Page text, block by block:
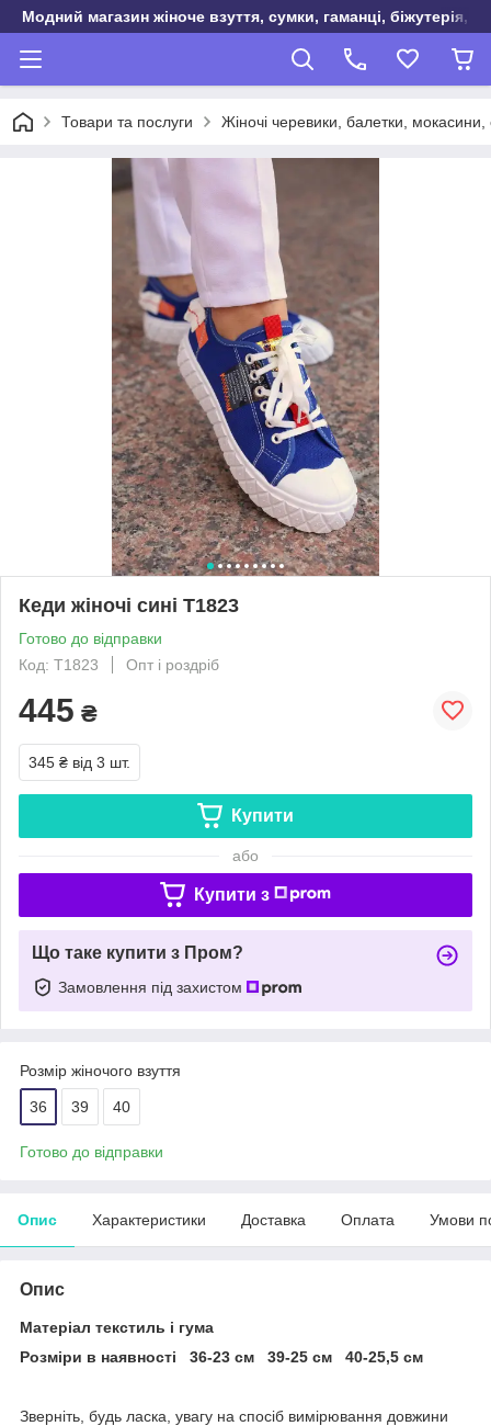
Модний магазин жіноче взуття, сумки, гаманці, біжутерія,
Товари та послуги Жіночі черевики, балетки, мокасини,
Кеди жіночі сині Т1823
Готово до відправки
Код: Т1823
Опт і роздріб
445 ₴
345 ₴ від 3 шт.
Купити
або
Купити з
Що таке купити з Пром?
Замовлення під захистом
Розмір жіночого взуття
36 39 40
Готово до відправки
Опис Характеристики Доставка Оплата Умови
Опис
Матеріал текстиль і гума
Розміри в наявності 36-23 см 39-25 см 40-25,5 см
Зверніть, будь ласка, увагу на спосіб вимірювання довжини